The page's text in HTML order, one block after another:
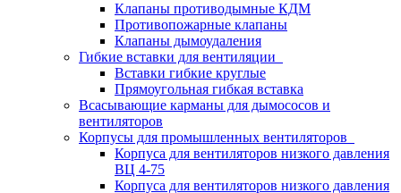
Клапаны противодымные КДМ
Противопожарные клапаны
Клапаны дымоудаления
Гибкие вставки для вентиляции
Вставки гибкие круглые
Прямоугольная гибкая вставка
Всасывающие карманы для дымососов и
вентиляторов
Корпусы для промышленных вентиляторов
Корпуса для вентиляторов низкого давления
ВЦ 4-75
Корпуса для вентиляторов низкого давления